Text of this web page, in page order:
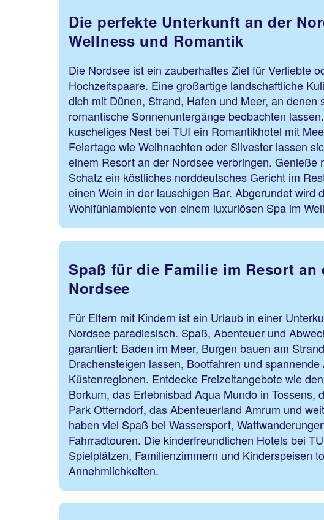
Die perfekte Unterkunft an der
Wellness und Romantik
Die Nordsee ist ein zauberhaftes Ziel für Verliebte
Hochzeitspaare. Eine großartige landschaftliche
dich mit Dünen, Strand, Hafen und Meer, an denen
romantische Sonnenuntergänge beobachten
kuscheliges Nest bei TUI ein Romantikhotel mit
Feiertage wie Weihnachten oder Silvester lassen
einem Resort an der Nordsee verbringen. Genieße
Schatz ein köstliches norddeutsches Gericht im
einen Wein in der lauschigen Bar. Abgerundet wird
Wohlfühlambiente von einem luxuriösen Spa im
Spaß für die Familie im Resort an
Nordsee
Für Eltern mit Kindern ist ein Urlaub in einer
Nordsee paradiesisch. Spaß, Abenteuer und
garantiert: Baden im Meer, Burgen bauen am
Drachensteigen lassen, Bootfahren und
Küstenregionen. Entdecke Freizeitangebote wie
Borkum, das Erlebnisbad Aqua Mundo in Tossens,
Park Otterndorf, das Abenteuerland Amrum und
haben viel Spaß bei Wassersport,
Fahrradtouren. Die kinderfreundlichen Hotels bei
Spielplätzen, Familienzimmern und Kinderspeisen
Annehmlichkeiten.